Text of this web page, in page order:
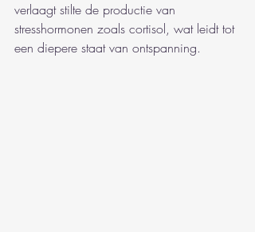
verlaagt stilte de productie van
stresshormonen zoals cortisol, wat leidt tot
een diepere staat van ontspanning.